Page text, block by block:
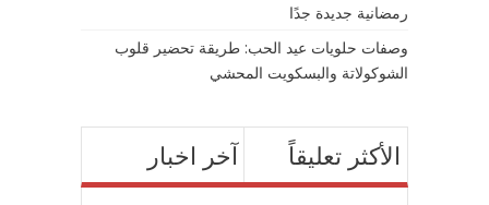
رمضانية جديدة جدًا
وصفات حلويات عيد الحب: طريقة تحضير قلوب
الشوكولاتة والبسكويت المحشي
آخر اخبار الأكثر تعليقاً